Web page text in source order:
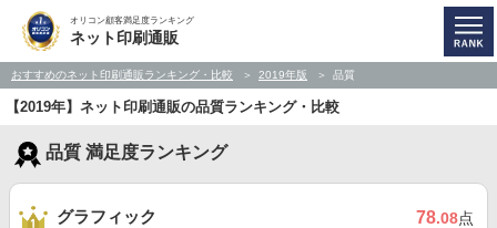
オリコン顧客満足度ランキング
ネット印刷通販
おすすめのネット印刷通販ランキング・比較 2019年版 品質
【2019年】ネット印刷通販の品質ランキング・比較
品質 満足度ランキング
グラフィック 78.08点